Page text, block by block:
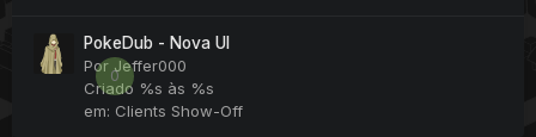
0
PokeDub - Nova UI
Por Jeffer000
Criado %s às %s
em: Clients Show-Off